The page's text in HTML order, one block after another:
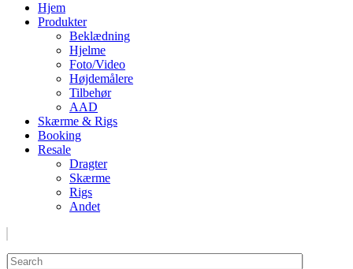
Hjem
Produkter
Beklædning
Hjelme
Foto/Video
Højdemålere
Tilbehør
AAD
Skærme & Rigs
Booking
Resale
Dragter
Skærme
Rigs
Andet